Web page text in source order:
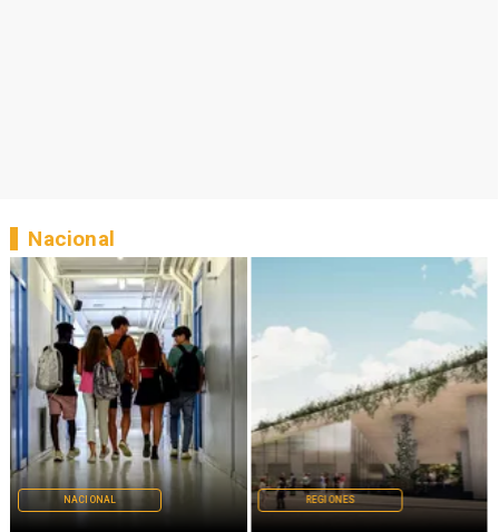
NACIONAL REGIONES
Nacional